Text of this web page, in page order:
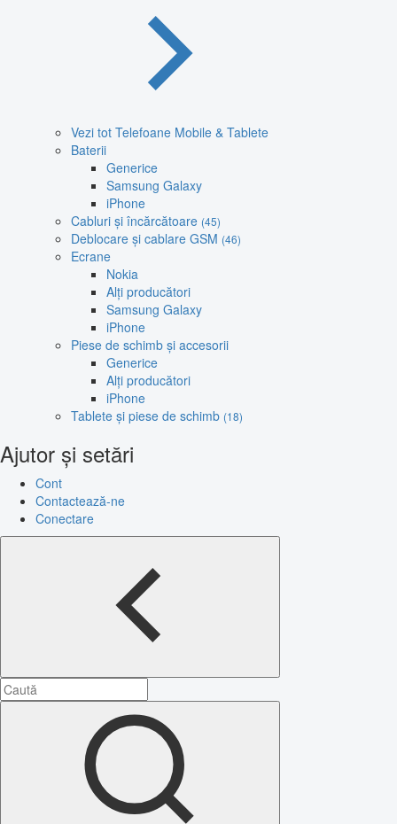
Vezi tot Telefoane Mobile & Tablete
Baterii
Generice
Samsung Galaxy
iPhone
Cabluri și încărcătoare (45)
Deblocare și cablare GSM (46)
Ecrane
Nokia
Alți producători
Samsung Galaxy
iPhone
Piese de schimb și accesorii
Generice
Alți producători
iPhone
Tablete și piese de schimb (18)
Ajutor și setări
Cont
Contactează-ne
Conectare